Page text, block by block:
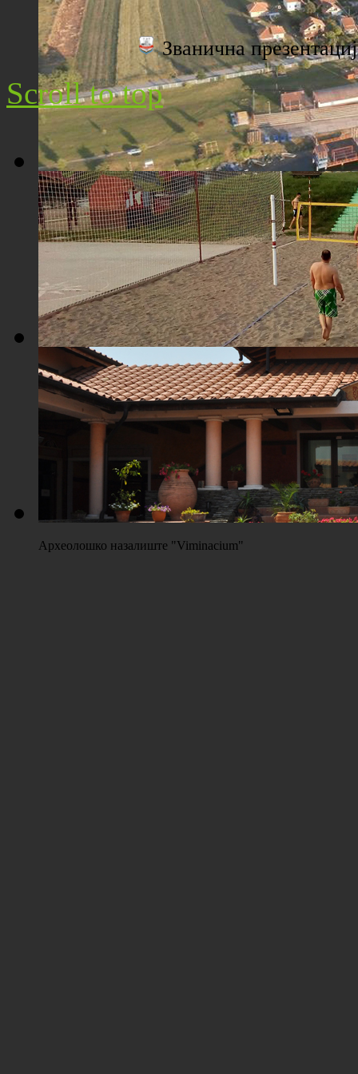
Плажа "Топољар" - Поглед са торња
Плажа "Топољар" - Поглед из ваздуха
Плажа "Топољар" - Терени на песку
Археолошко назалиште "Viminacium"
Званична
Scroll to top